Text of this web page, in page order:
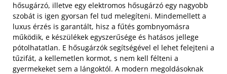
hősugárzó, illetve egy elektromos hősugárzó egy nagyobb
szobát is igen gyorsan fel tud melegíteni. Mindemellett a
luxus érzés is garantált, hisz a fűtés gombnyomásra
működik, e készülékek egyszerűsége és hatásos jellege
pótolhatatlan. E hősugárzók segítségével el lehet felejteni a
tűzifát, a kellemetlen kormot, s nem kell félteni a
gyermekeket sem a lángoktól. A modern megoldásoknak